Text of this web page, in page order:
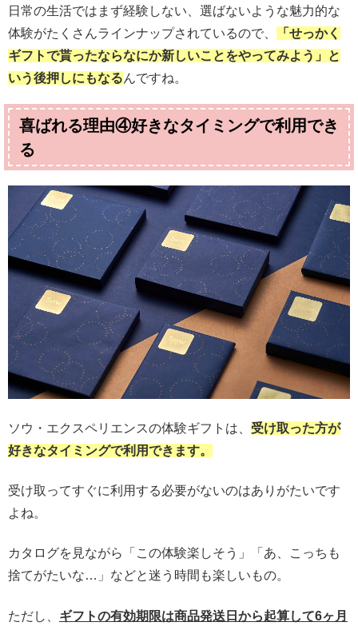
日常の生活ではまず経験しない、選ばないような魅力的な
体験がたくさんラインナップされているので、
「せっかく
ギフトで貰ったならなにか新しいことをやってみよう」と
いう後押しにもなるんですね。
喜ばれる理由④好きなタイミングで利用でき
る
ソウ・エクスペリエンスの体験ギフトは、 受け取った方が
好きなタイミングで利用できます。
受け取ってすぐに利用する必要がないのはありがたいです
よね。
カタログを見ながら「この体験楽しそう」「あ、こっちも
捨てがたいな…」などと迷う時間も楽しいもの。
ただし、 ギフトの有効期限は商品発送日から起算して6ヶ月